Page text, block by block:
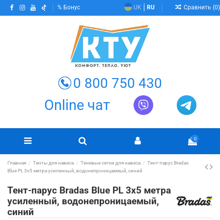
Бонус UK RU Сравнить (0)
0 800 750 430
Online чат
0
Главная Тенты для навеса Теневые сетки для навеса
Тент-парус Bradas
Blue PL 3х5 метра усиленный, водонепроницаемый, синий
Тент-парус Bradas Blue PL 3х5 метра
усиленный, водонепроницаемый,
синий